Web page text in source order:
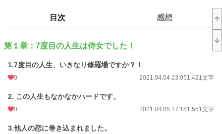
恋愛 66,374 位 / 66,374 件
お気に入り 155
24h.ポイント 0 pt
文字数
更新日時 2021.06.19 21:29
初回公開日時
初回完結日時 2021.06.19 21:29
目次 感想
第１章：7度目の人生は侍女でした！
1.7度目の人生、いきなり修羅場ですか？！
0 2021.04.04 23:051,421文字
2. この人生もなかなかハードです。
0 2021.04.05 17:151,551文字
3.他人の恋に巻き込まれました。